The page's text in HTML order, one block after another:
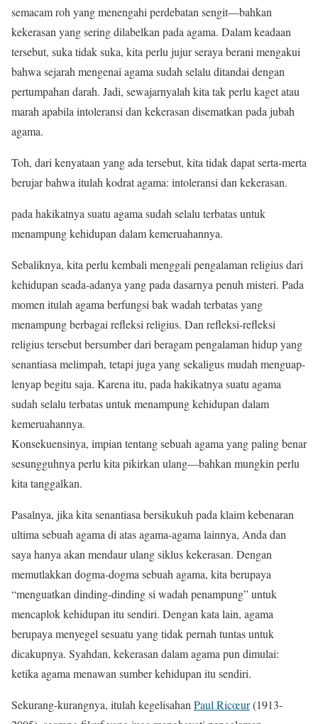
semacam roh yang menengahi perdebatan sengit—bahkan
kekerasan yang sering dilabelkan pada agama. Dalam keadaan
tersebut, suka tidak suka, kita perlu jujur seraya berani mengakui
bahwa sejarah mengenai agama sudah selalu ditandai dengan
pertumpahan darah. Jadi, sewajarnyalah kita tak perlu kaget atau
marah apabila intoleransi dan kekerasan disematkan pada jubah
agama.
Toh, dari kenyataan yang ada tersebut, kita tidak dapat serta-merta
berujar bahwa itulah kodrat agama: intoleransi dan kekerasan.
pada hakikatnya suatu agama sudah selalu terbatas untuk
menampung kehidupan dalam kemeruahannya.
Sebaliknya, kita perlu kembali menggali pengalaman religius dari
kehidupan seada-adanya yang pada dasarnya penuh misteri. Pada
momen itulah agama berfungsi bak wadah terbatas yang
menampung berbagai refleksi religius. Dan refleksi-refleksi
religius tersebut bersumber dari beragam pengalaman hidup yang
senantiasa melimpah, tetapi juga yang sekaligus mudah menguap-
lenyap begitu saja. Karena itu, pada hakikatnya suatu agama
sudah selalu terbatas untuk menampung kehidupan dalam
kemeruahannya.
Konsekuensinya, impian tentang sebuah agama yang paling benar
sesungguhnya perlu kita pikirkan ulang—bahkan mungkin perlu
kita tanggalkan.
Pasalnya, jika kita senantiasa bersikukuh pada klaim kebenaran
ultima sebuah agama di atas agama-agama lainnya, Anda dan
saya hanya akan mendaur ulang siklus kekerasan. Dengan
memutlakkan dogma-dogma sebuah agama, kita berupaya
“menguatkan dinding-dinding si wadah penampung” untuk
mencaplok kehidupan itu sendiri. Dengan kata lain, agama
berupaya menyegel sesuatu yang tidak pernah tuntas untuk
dicakupnya. Syahdan, kekerasan dalam agama pun dimulai:
ketika agama menawan sumber kehidupan itu sendiri.
Sekurang-kurangnya, itulah kegelisahan Paul Ricœur(1913-